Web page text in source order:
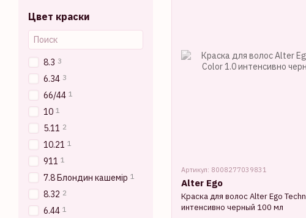
Артикул: 8008277039831
Alter Ego
Краска для волос Alter Ego
интенсивно черный 100 мл
Цвет краски
8.3 3
6.34 3
66/44 1
10 1
5.11 2
10.21 1
911 1
7.8 Блондин кашемір 1
8.32 2
6.44 1